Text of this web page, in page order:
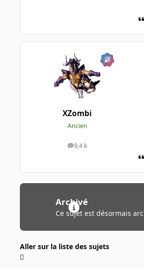
XZombi
Ancien
9,4 k
messages
Archivé
Ce sujet est désormais
Aller sur la liste des sujets